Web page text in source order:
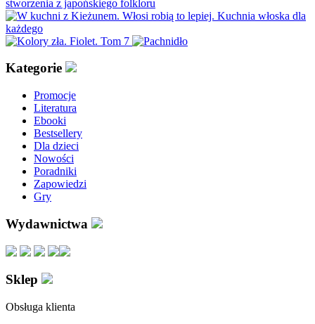
Kategorie
Promocje
Literatura
Ebooki
Bestsellery
Dla dzieci
Nowości
Poradniki
Zapowiedzi
Gry
Wydawnictwa
Sklep
Obsługa klienta